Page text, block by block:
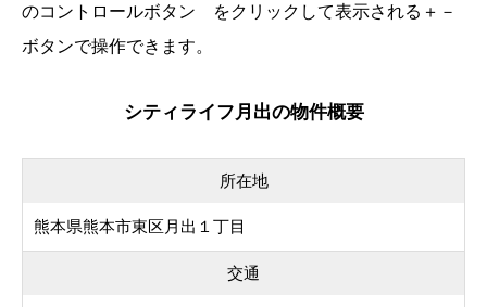
のコントロールボタン
をクリックして表示される ＋ －
ボタンで操作できます。
シティライフ月出の物件概要
所在地
熊本県熊本市東区月出１丁目
交通